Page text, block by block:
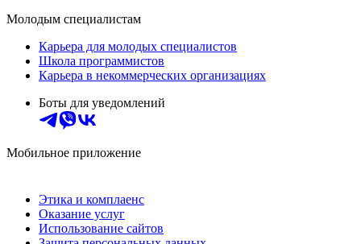
Молодым специалистам
Карьера для молодых специалистов
Школа программистов
Карьера в некоммерческих организациях
Боты для уведомлений
Мобильное приложение
Этика и комплаенс
Оказание услуг
Использование сайтов